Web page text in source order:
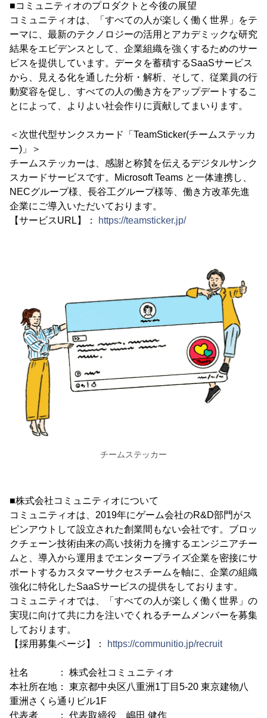
■コミュニティオのプロダクトと今後の展望
コミュニティオは、「すべての人が楽しく働く世界」をテ
ーマに、最新のテクノロジーの活用とアカデミックな研究
結果をエビデンスとして、企業組織を強くするためのサー
ビスを提供しています。データを蓄積するSaaSサービス
から、見える化を通した分析・解析、そして、従業員の行
動変容を促し、すべての人の働き方をアップデートするこ
とによって、よりよい社会作りに貢献してまいります。
＜次世代型サンクスカード「TeamSticker(チームステッカ
ー)」＞
チームステッカーは、感謝と称賛を伝えるデジタルサンク
スカードサービスです。Microsoft Teams と一体連携し、
NECグループ様、長谷工グループ様等、働き方改革先進
企業にご導入いただいております。
【サービスURL】：
https://teamsticker.jp/
チームステッカー
■株式会社コミュニティオについて
コミュニティオは、2019年にゲーム会社のR&D部門がス
ピンアウトして設立された創業間もない会社です。ブロッ
クチェーン技術由来の高い技術力を擁するエンジニアチー
ムと、導入から運用までエンタープライズ企業を密接にサ
ポートするカスタマーサクセスチームを軸に、企業の組織
強化に特化したSaaSサービスの提供をしております。
コミュニティオでは、「すべての人が楽しく働く世界」の
実現に向けて共に力を注いでくれるチームメンバーを募集
しております。
【採用募集ページ】：
https://communitio.jp/recruit
社名 ： 株式会社コミュニティオ
本社所在地： 東京都中央区八重洲1丁目5-20 東京建物八
重洲さくら通りビル1F
代表者 ： 代表取締役 嶋田 健作